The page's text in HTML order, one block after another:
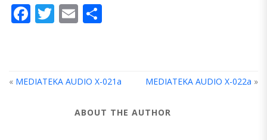
Facebook
Twitter
Email
« MEDIATEKA AUDIO X-021a MEDIATEKA AUDIO X-022a »
ABOUT THE AUTHOR